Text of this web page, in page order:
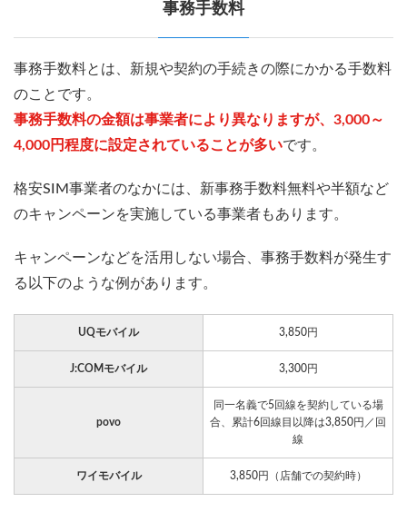
事務手数料
事務手数料とは、新規や契約の手続きの際にかかる手数料
のことです。
事務手数料の金額は事業者により異なりますが、3,000～
4,000円程度に設定されていることが多いです。
格安SIM事業者のなかには、新事務手数料無料や半額など
のキャンペーンを実施している事業者もあります。
キャンペーンなどを活用しない場合、事務手数料が発生す
る以下のような例があります。
UQモバイル 3,850円
J:COMモバイル 3,300円
povo
同一名義で5回線を契約している場
合、累計6回線目以降は3,850円／回
線
ワイモバイル 3,850円（店舗での契約時）